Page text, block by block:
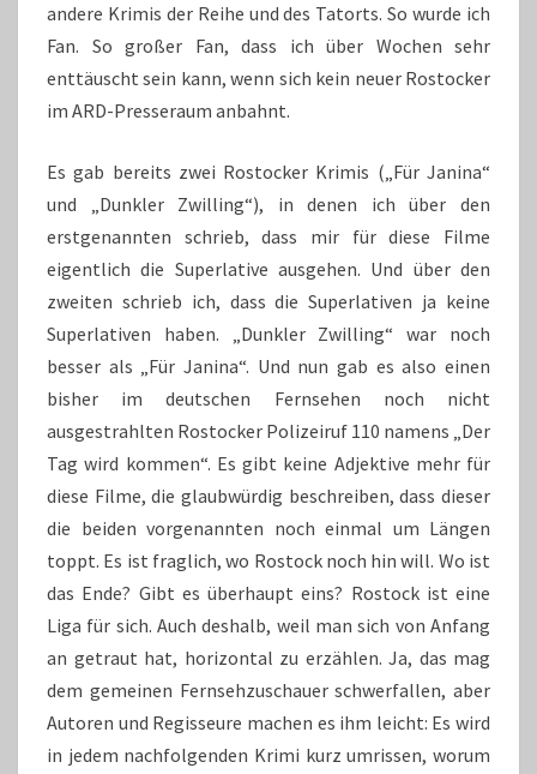
andere Krimis der Reihe und des Tatorts. So wurde ich
Fan. So großer Fan, dass ich über Wochen sehr
enttäuscht sein kann, wenn sich kein neuer Rostocker
im ARD-Presseraum anbahnt.
Es gab bereits zwei Rostocker Krimis („Für Janina“
und „Dunkler Zwilling“), in denen ich über den
erstgenannten schrieb, dass mir für diese Filme
eigentlich die Superlative ausgehen. Und über den
zweiten schrieb ich, dass die Superlativen ja keine
Superlativen haben. „Dunkler Zwilling“ war noch
besser als „Für Janina“. Und nun gab es also einen
bisher im deutschen Fernsehen noch nicht
ausgestrahlten Rostocker Polizeiruf 110 namens „Der
Tag wird kommen“. Es gibt keine Adjektive mehr für
diese Filme, die glaubwürdig beschreiben, dass dieser
die beiden vorgenannten noch einmal um Längen
toppt. Es ist fraglich, wo Rostock noch hin will. Wo ist
das Ende? Gibt es überhaupt eins? Rostock ist eine
Liga für sich. Auch deshalb, weil man sich von Anfang
an getraut hat, horizontal zu erzählen. Ja, das mag
dem gemeinen Fernsehzuschauer schwerfallen, aber
Autoren und Regisseure machen es ihm leicht: Es wird
in jedem nachfolgenden Krimi kurz umrissen, worum